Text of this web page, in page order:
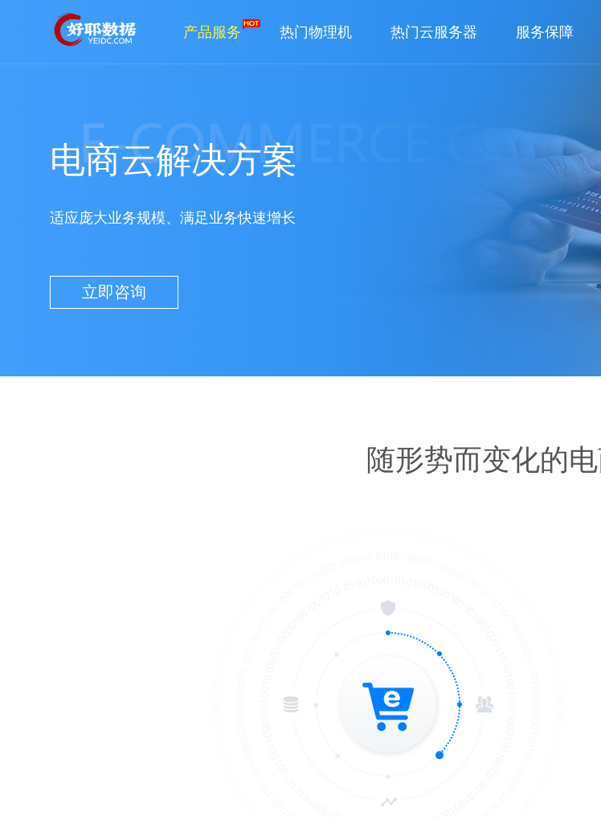
产品服务 热门物理机 热门云服务器 服务保障
电商云解决方案
适应庞大业务规模、满足业务快速增长
立即咨询
随形势而变化的